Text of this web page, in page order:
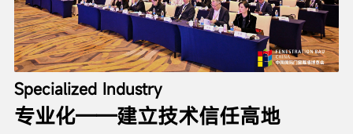
Specialized Industry
专业化——建立技术信任高地